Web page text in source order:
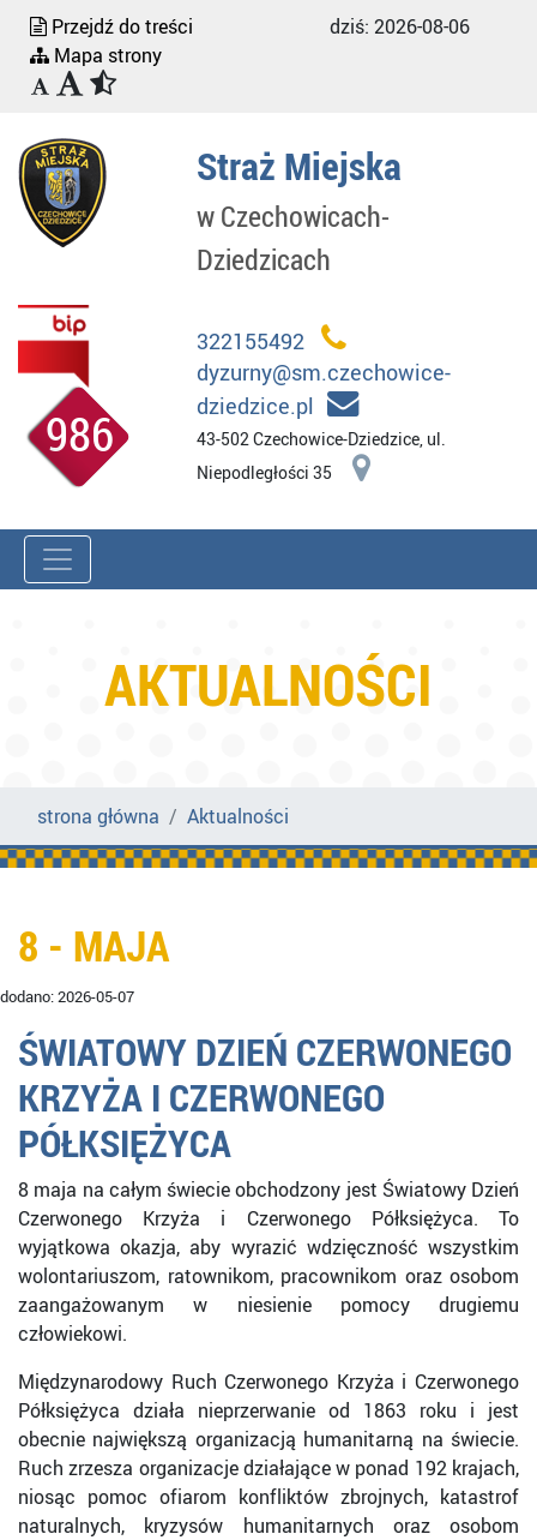
Przejdź do treści
Mapa strony
dziś: 2026-08-06
Straż Miejska
w Czechowicach-
Dziedzicach
986
322155492
dyzurny@sm.czechowice-
dziedzice.pl
43-502 Czechowice-Dziedzice, ul.
Niepodległości 35
AKTUALNOŚCI
strona główna Aktualności
8 - MAJA
dodano: 2026-05-07
ŚWIATOWY DZIEŃ CZERWONEGO
KRZYŻA I CZERWONEGO
PÓŁKSIĘŻYCA
8 maja na całym świecie obchodzony jest Światowy Dzień
Czerwonego Krzyża i Czerwonego Półksiężyca. To
wyjątkowa okazja, aby wyrazić wdzięczność wszystkim
wolontariuszom, ratownikom, pracownikom oraz osobom
zaangażowanym w niesienie pomocy drugiemu
człowiekowi.
Międzynarodowy Ruch Czerwonego Krzyża i Czerwonego
Półksiężyca działa nieprzerwanie od 1863 roku i jest
obecnie największą organizacją humanitarną na świecie.
Ruch zrzesza organizacje działające w ponad 192 krajach,
niosąc pomoc ofiarom konfliktów zbrojnych, katastrof
naturalnych, kryzysów humanitarnych oraz osobom